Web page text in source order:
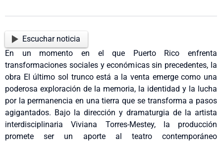
Escuchar noticia
En un momento en el que Puerto Rico enfrenta
transformaciones sociales y económicas sin precedentes, la
obra El último sol trunco está a la venta emerge como una
poderosa exploración de la memoria, la identidad y la lucha
por la permanencia en una tierra que se transforma a pasos
agigantados. Bajo la dirección y dramaturgia de la artista
interdisciplinaria Viviana Torres-Mestey, la producción
promete ser un aporte al teatro contemporáneo